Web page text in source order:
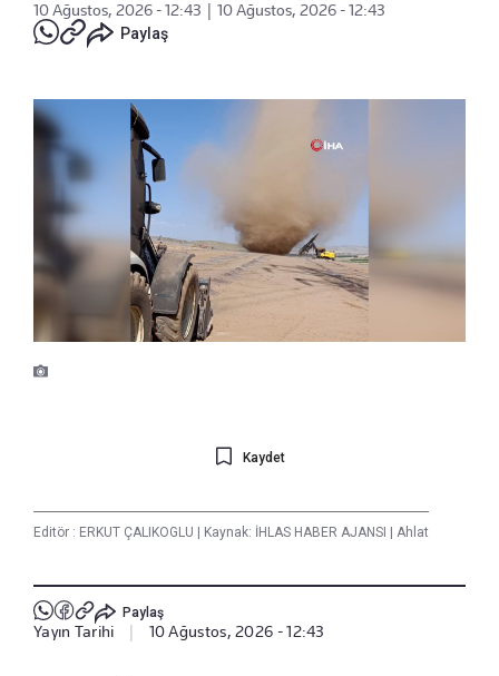
10 Ağustos, 2026 - 12:43
10 Ağustos, 2026 - 12:43
Paylaş
Kaydet
Editör : ERKUT ÇALIKOGLU Kaynak: İHLAS HABER AJANSI Ahlat
Paylaş
Yayın Tarihi 10 Ağustos, 2026 - 12:43